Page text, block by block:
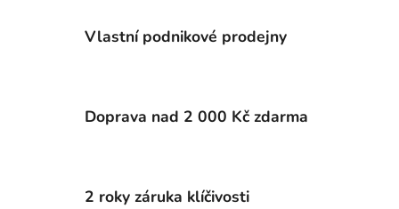
Vlastní podnikové prodejny
Doprava nad 2 000 Kč zdarma
2 roky záruka klíčivosti